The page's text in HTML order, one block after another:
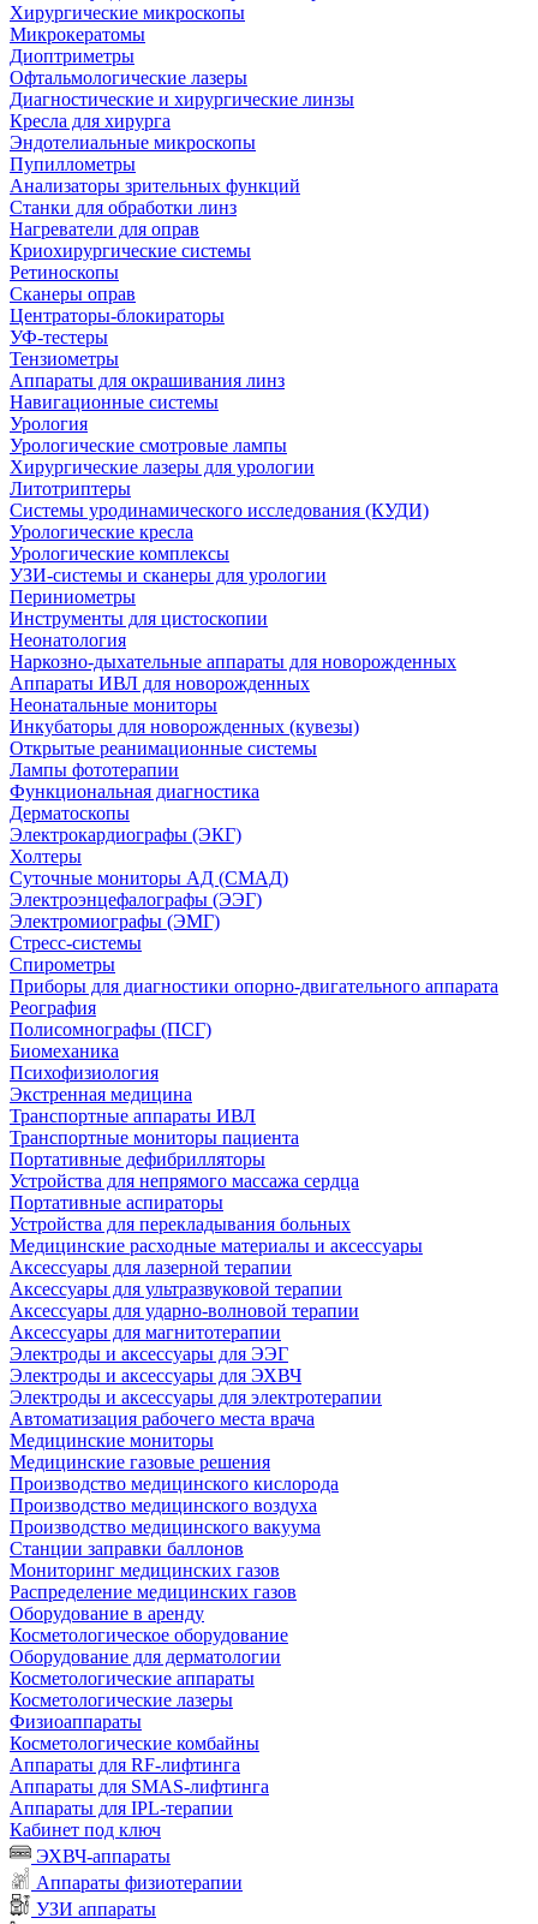
Хирургические микроскопы
Микрокератомы
Диоптриметры
Офтальмологические лазеры
Диагностические и хирургические линзы
Кресла для хирурга
Эндотелиальные микроскопы
Пупиллометры
Анализаторы зрительных функций
Станки для обработки линз
Нагреватели для оправ
Криохирургические системы
Ретиноскопы
Сканеры оправ
Центраторы-блокираторы
УФ-тестеры
Тензиометры
Аппараты для окрашивания линз
Навигационные системы
Урология
Урологические смотровые лампы
Хирургические лазеры для урологии
Литотриптеры
Системы уродинамического исследования (КУДИ)
Урологические кресла
Урологические комплексы
УЗИ-системы и сканеры для урологии
Периниометры
Инструменты для цистоскопии
Неонатология
Наркозно-дыхательные аппараты для новорожденных
Аппараты ИВЛ для новорожденных
Неонатальные мониторы
Инкубаторы для новорожденных (кувезы)
Открытые реанимационные системы
Лампы фототерапии
Функциональная диагностика
Дерматоскопы
Электрокардиографы (ЭКГ)
Холтеры
Суточные мониторы АД (СМАД)
Электроэнцефалографы (ЭЭГ)
Электромиографы (ЭМГ)
Стресс-системы
Спирометры
Приборы для диагностики опорно-двигательного аппарата
Реография
Полисомнографы (ПСГ)
Биомеханика
Психофизиология
Экстренная медицина
Транспортные аппараты ИВЛ
Транспортные мониторы пациента
Портативные дефибрилляторы
Устройства для непрямого массажа сердца
Портативные аспираторы
Устройства для перекладывания больных
Медицинские расходные материалы и аксессуары
Аксессуары для лазерной терапии
Аксессуары для ультразвуковой терапии
Аксессуары для ударно-волновой терапии
Аксессуары для магнитотерапии
Электроды и аксессуары для ЭЭГ
Электроды и аксессуары для ЭХВЧ
Электроды и аксессуары для электротерапии
Автоматизация рабочего места врача
Медицинские мониторы
Медицинские газовые решения
Производство медицинского кислорода
Производство медицинского воздуха
Производство медицинского вакуума
Станции заправки баллонов
Мониторинг медицинских газов
Распределение медицинских газов
Оборудование в аренду
Косметологическое оборудование
Оборудование для дерматологии
Косметологические аппараты
Косметологические лазеры
Физиоаппараты
Косметологические комбайны
Аппараты для RF-лифтинга
Аппараты для SMAS-лифтинга
Аппараты для IPL-терапии
Кабинет под ключ
ЭХВЧ-аппараты
Аппараты физиотерапии
УЗИ аппараты